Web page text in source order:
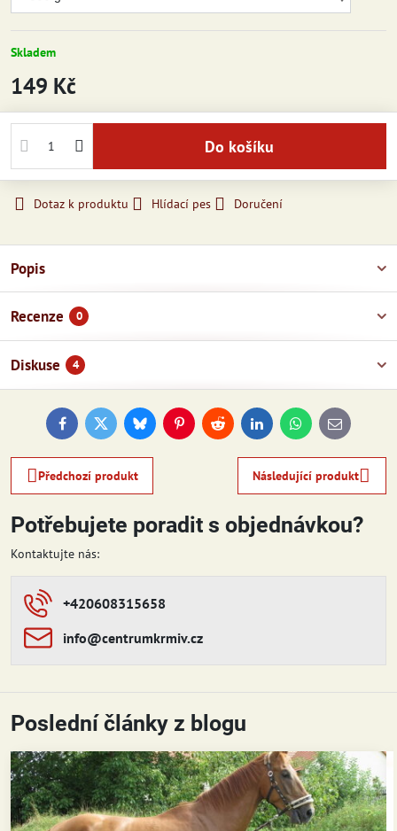
Skladem
149 Kč
Do košíku
Dotaz k produktu Hlídací pes Doručení
Popis
Recenze 0
Diskuse 4
FacebookTwitterBlueskyPinterestReddit LinkedInWhatsApp
E-
mail
Předchozí produkt Následující produkt
Potřebujete poradit s objednávkou?
Kontaktujte nás:
+420608315658
info​​@centrumkrmiv​​.cz
Poslední články z blogu